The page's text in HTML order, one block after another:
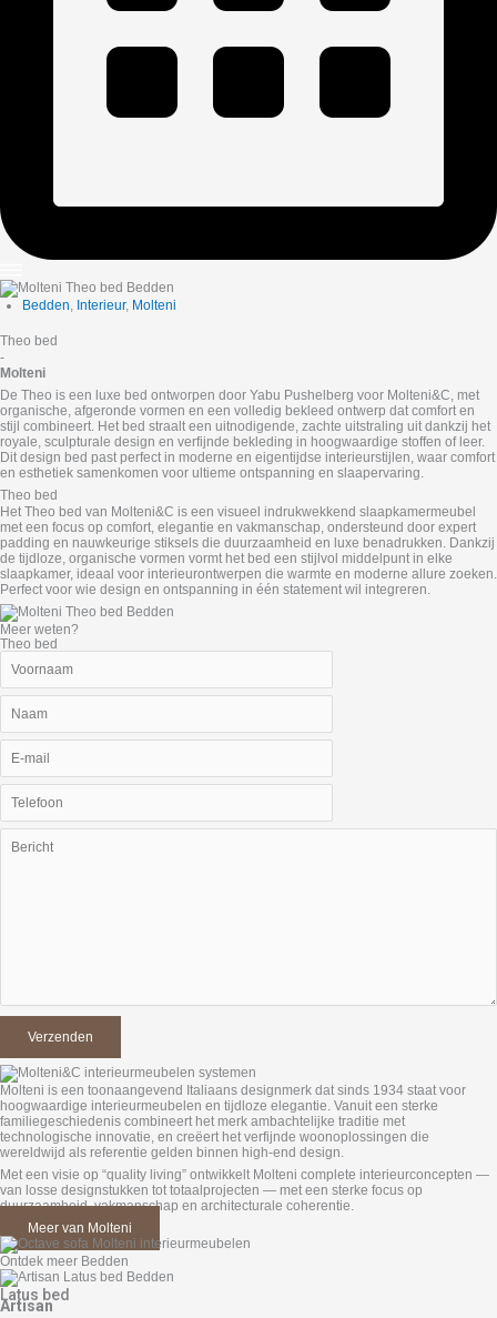
Bedden, Interieur, Molteni
Theo bed
-
Molteni
De Theo is een luxe bed ontworpen door Yabu Pushelberg voor Molteni&C, met
organische, afgeronde vormen en een volledig bekleed ontwerp dat comfort en
stijl combineert. Het bed straalt een uitnodigende, zachte uitstraling uit dankzij het
royale, sculpturale design en verfijnde bekleding in hoogwaardige stoffen of leer.
Dit design bed past perfect in moderne en eigentijdse interieurstijlen, waar comfort
en esthetiek samenkomen voor ultieme ontspanning en slaapervaring.
Theo bed
Het Theo bed van Molteni&C is een visueel indrukwekkend slaapkamermeubel
met een focus op comfort, elegantie en vakmanschap, ondersteund door expert
padding en nauwkeurige stiksels die duurzaamheid en luxe benadrukken. Dankzij
de tijdloze, organische vormen vormt het bed een stijlvol middelpunt in elke
slaapkamer, ideaal voor interieurontwerpen die warmte en moderne allure zoeken.
Perfect voor wie design en ontspanning in één statement wil integreren.
Meer weten?
Theo bed
Molteni is een toonaangevend Italiaans designmerk dat sinds 1934 staat voor
hoogwaardige interieurmeubelen en tijdloze elegantie. Vanuit een sterke
familiegeschiedenis combineert het merk ambachtelijke traditie met
technologische innovatie, en creëert het verfijnde woonoplossingen die
wereldwijd als referentie gelden binnen high-end design.
Met een visie op “quality living” ontwikkelt Molteni complete interieurconcepten —
van losse designstukken tot totaalprojecten — met een sterke focus op
duurzaamheid, vakmanschap en architecturale coherentie.
Meer van Molteni
Ontdek meer Bedden
Latus bed
Artisan